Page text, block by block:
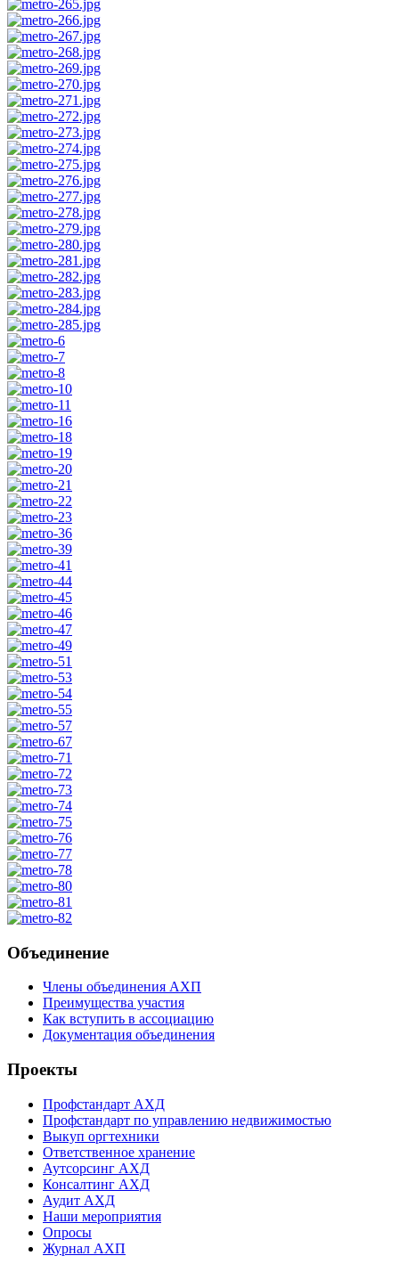
Объединение
Члены объединения АХП
Преимущества участия
Как вступить в ассоциацию
Документация объединения
Проекты
Профстандарт АХД
Профстандарт по управлению недвижимостью
Выкуп оргтехники
Ответственное хранение
Аутсорсинг АХД
Консалтинг АХД
Аудит АХД
Наши мероприятия
Опросы
Журнал АХП